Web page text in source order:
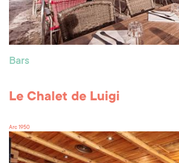
Bars
Le Chalet de Luigi
Arc 1950